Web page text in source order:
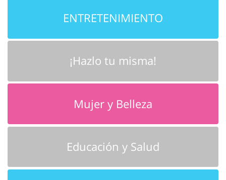
ENTRETENIMIENTO
¡Hazlo tu misma!
Mujer y Belleza
Educación y Salud